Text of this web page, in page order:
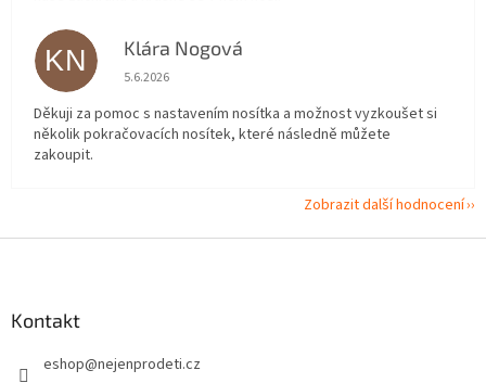
KN Klára Nogová
Hodnocení obchodu je 5 z 5 hvězdiček.
5.6.2026
Děkuji za pomoc s nastavením nosítka a možnost vyzkoušet si
několik pokračovacích nosítek, které následně můžete
zakoupit.
Zobrazit další hodnocení
Kontakt
eshop@nejenprodeti.cz